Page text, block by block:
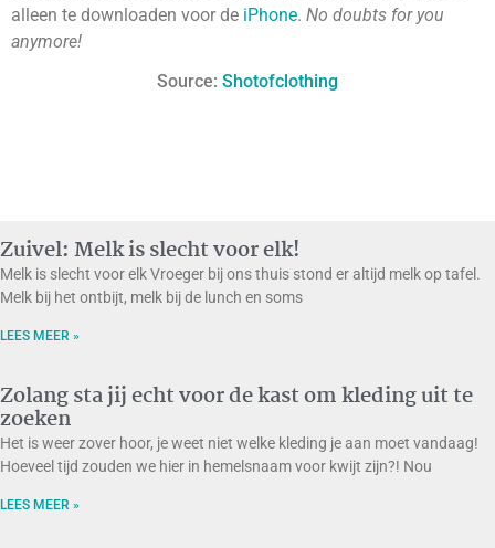
alleen te downloaden voor de iPhone. No doubts for you
anymore!
Source: Shotofclothing
Zuivel: Melk is slecht voor elk!
Melk is slecht voor elk Vroeger bij ons thuis stond er altijd melk op tafel.
Melk bij het ontbijt, melk bij de lunch en soms
LEES MEER »
Zolang sta jij echt voor de kast om kleding uit te
zoeken
Het is weer zover hoor, je weet niet welke kleding je aan moet vandaag!
Hoeveel tijd zouden we hier in hemelsnaam voor kwijt zijn?! Nou
LEES MEER »